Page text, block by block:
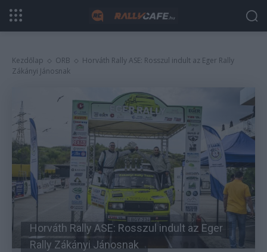
Kezdőlap ORB
Horváth Rally ASE: Rosszul indult az Eger Rally
Zákányi Jánosnak
Horváth Rally ASE: Rosszul indult az Eger
Rally Zákányi Jánosnak